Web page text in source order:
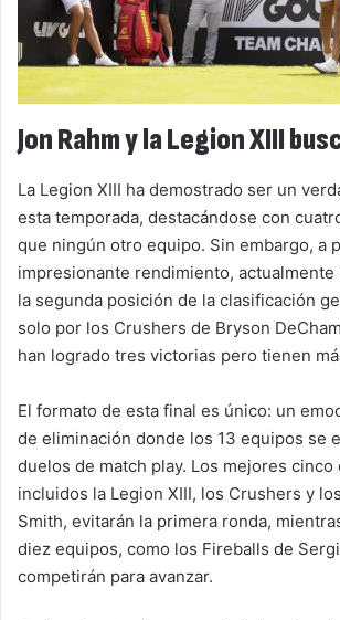
Jon Rahm y la Legion XIII
La Legion XIII ha demostrado ser un
esta temporada, destacándose con
que ningún otro equipo. Sin embargo, a
impresionante rendimiento, actualmente
la segunda posición de la clasificación
solo por los Crushers de Bryson
han logrado tres victorias pero tienen
El formato de esta final es único: un
de eliminación donde los 13 equipos se
duelos de match play. Los mejores cinco
incluidos la Legion XIII, los Crushers y
Smith, evitarán la primera ronda,
diez equipos, como los Fireballs de
competirán para avanzar.